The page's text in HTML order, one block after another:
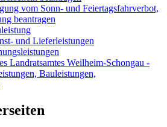
vom Sonn- und Feiertagsfahrverbot,
beantragen
und Lieferleistungen
Landratsamtes Weilheim-Schongau -
Bauleistungen,